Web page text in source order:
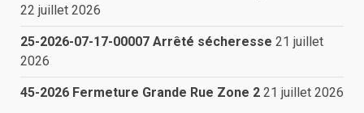
22 juillet 2026
25-2026-07-17-00007 Arrêté sécheresse 21 juillet
2026
45-2026 Fermeture Grande Rue Zone 2 21 juillet 2026